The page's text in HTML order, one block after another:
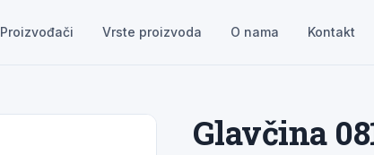
Proizvođači Vrste proizvoda O nama Kontakt
Glavčina